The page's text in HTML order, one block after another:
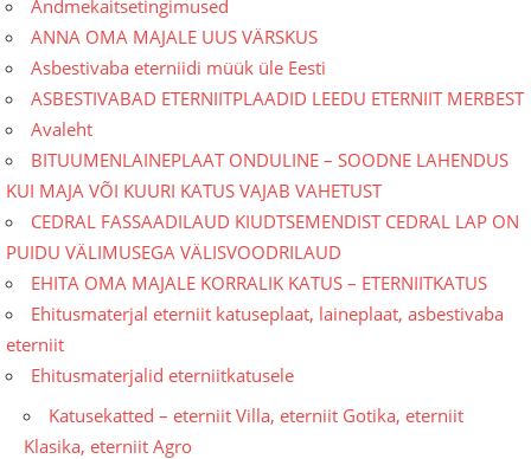
Andmekaitsetingimused
ANNA OMA MAJALE UUS VÄRSKUS
Asbestivaba eterniidi müük üle Eesti
ASBESTIVABAD ETERNIITPLAADID LEEDU ETERNIIT MERBEST
Avaleht
BITUUMENLAINEPLAAT ONDULINE – SOODNE LAHENDUS
KUI MAJA VÕI KUURI KATUS VAJAB VAHETUST
CEDRAL FASSAADILAUD KIUDTSEMENDIST CEDRAL LAP ON
PUIDU VÄLIMUSEGA VÄLISVOODRILAUD
EHITA OMA MAJALE KORRALIK KATUS – ETERNIITKATUS
Ehitusmaterjal eterniit katuseplaat, laineplaat, asbestivaba
eterniit
Ehitusmaterjalid eterniitkatusele
Katusekatted – eterniit Villa, eterniit Gotika, eterniit
Klasika, eterniit Agro